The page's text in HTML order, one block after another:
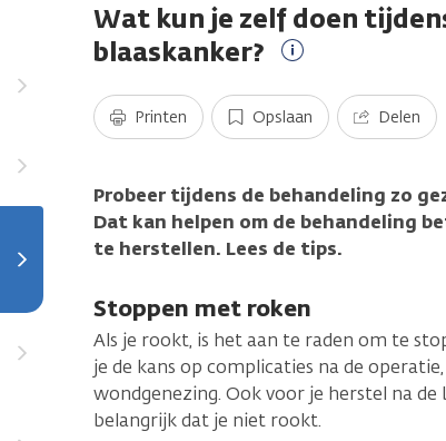
Wat kun je zelf doen
blaaskanker?
informatie
Printen Opslaan Delen
Probeer tijdens de behandeling zo
Dat kan helpen om de behandeling
te herstellen. Lees de tips.
Stoppen met roken
Als je rookt, is het aan te raden om te
je de kans op complicaties na de
wondgenezing. Ook voor je herstel na
belangrijk dat je niet rookt.